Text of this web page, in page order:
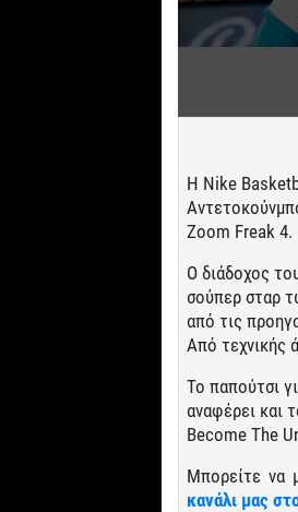
Η Nike
Zoom Freak 4.
Ο διάδοχος
σούπερ σταρ
από τις
Από τεχνικής
Το παπούτσι
αναφέρει και
Become The
Μπορείτε να
κανάλι μας